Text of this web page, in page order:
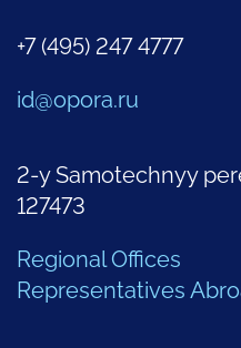
+7 (495) 247 4777
id@opora.ru
2-y Samotechnyy
127473
Regional Offices
Representatives